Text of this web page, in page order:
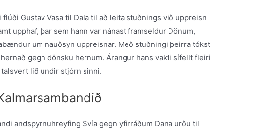
Gustav Vasa til Dala til að leita stuðnings við uppreisn
upphaf, þar sem hann var nánast framseldur Dönum,
um nauðsyn uppreisnar. Með stuðningi þeirra tókst
gegn dönsku hernum. Árangur hans vakti sífellt fleiri
lið undir stjórn sinni.
andspyrnuhreyfing Svía gegn yfirráðum Dana urðu til